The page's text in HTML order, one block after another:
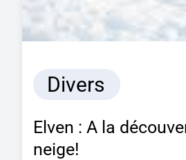
Divers
Elven : A la
neige!